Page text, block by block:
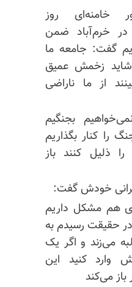
خامنه‌ای روز
۲۹ بهمن در خرم‌آباد ضمن
گفت: جامعه ما
شاید زخمش عمیق
از ما ناراضی
بجنگیم
را کنار بگذاریم
ذلیل کنند باز
خودش گفت:
هم مشکل داریم
حقیقت رسیدم به
می‌زند و اگر یک
وارد کنید این
می‌کند